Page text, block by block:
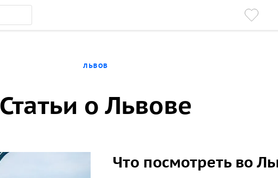
ЛЬВОВ
Статьи о Львове
Что посмотреть во